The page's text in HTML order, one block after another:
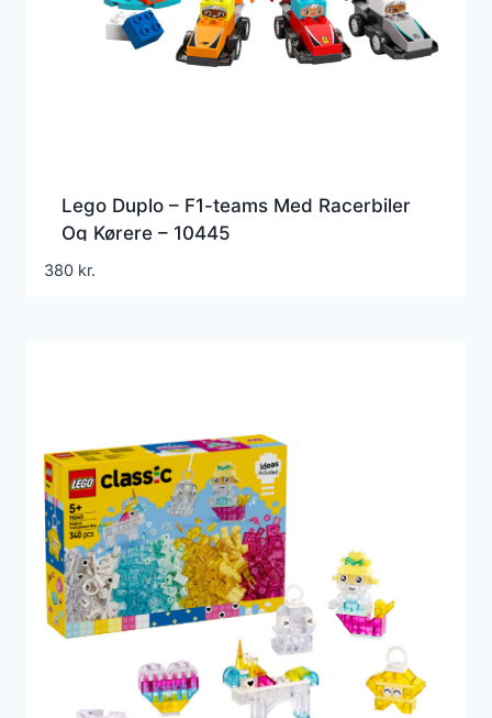
Lego Duplo – F1-teams Med Racerbiler
Og Kørere – 10445
380 kr.